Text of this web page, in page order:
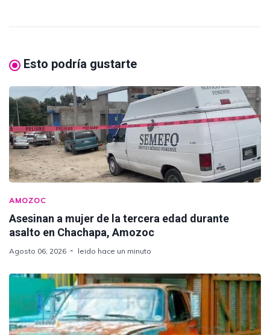
Esto podría gustarte
AMOZOC
Asesinan a mujer de la tercera edad durante
asalto en Chachapa, Amozoc
Agosto 06, 2026 leido hace un minuto